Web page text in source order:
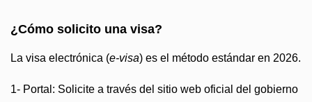
¿Cómo solicito una visa?
La visa electrónica (e-visa) es el método estándar en 2026.
1- Portal: Solicite a través del sitio web oficial del gobierno